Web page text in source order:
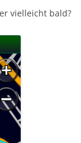
vielleicht bald?